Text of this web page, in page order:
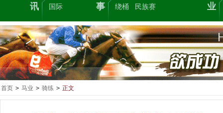
讯
国际
事
绕桶
民族赛
业
首页 > 马业 > 骑练 > 正文